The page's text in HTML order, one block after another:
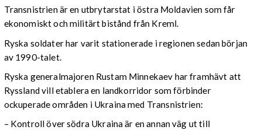
Transnistrien är en utbrytarstat i östra Moldavien som får
ekonomiskt och militärt bistånd från Kreml.
Ryska soldater har varit stationerade i regionen sedan början
av 1990-talet.
Ryska generalmajoren Rustam Minnekaev har framhävt att
Ryssland vill etablera en landkorridor som förbinder
ockuperade områden i Ukraina med Transnistrien:
– Kontroll över södra Ukraina är en annan väg ut till